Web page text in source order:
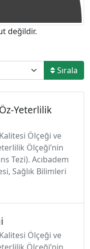
değildir.
Sırala
Yeterlilik
Ölçeği ve
Ölçeği’nin
Tezi). Acıbadem
Sağlık Bilimleri
Ölçeği ve